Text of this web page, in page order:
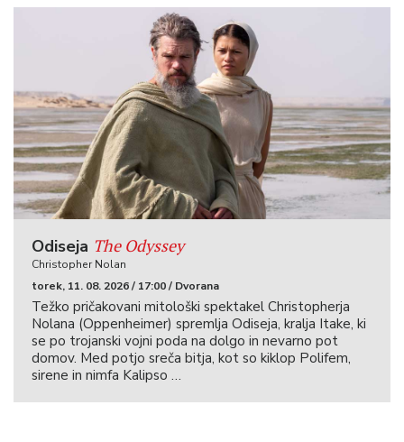
Odiseja The Odyssey
Christopher Nolan
torek, 11. 08. 2026 / 17:00 / Dvorana
Težko pričakovani mitološki spektakel Christopherja
Nolana (Oppenheimer) spremlja Odiseja, kralja Itake, ki
se po trojanski vojni poda na dolgo in nevarno pot
domov. Med potjo sreča bitja, kot so kiklop Polifem,
sirene in nimfa Kalipso …